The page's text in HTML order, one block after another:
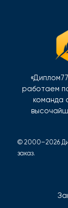
работаем
команда
© 2000–2026
заказ.